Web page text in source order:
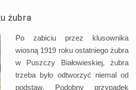
żubra
Po zabiciu przez klusownika
wiosną 1919 roku ostatniego żubra
w Puszczy Białowieskiej, żubra
trzeba było odtworzyć niemal od
podstaw. Podobny przypadek